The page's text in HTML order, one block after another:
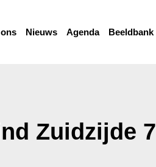
Nieuws Agenda Beeldbank
Zuidzijde 7